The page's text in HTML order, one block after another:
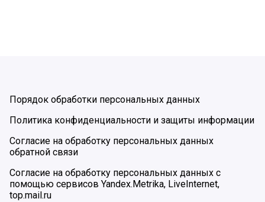
Порядок обработки персональных данных
Политика конфиденциальности и защиты информации
Согласие на обработку персональных данных
обратной связи
Согласие на обработку персональных данных с
помощью сервисов Yandex.Metrika, LiveInternet,
top.mail.ru